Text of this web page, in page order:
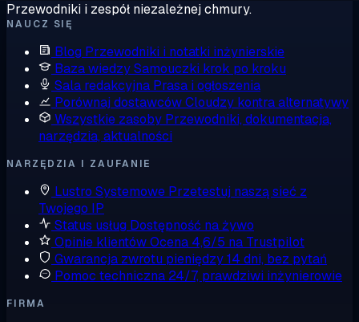
Przewodniki i zespół niezależnej chmury.
NAUCZ SIĘ
Blog Przewodniki i notatki inżynierskie
Baza wiedzySamouczki krok po kroku
Sala redakcyjna Prasa i ogłoszenia
Porównaj dostawcówCloudzy kontra alternatywy
Wszystkie zasoby Przewodniki, dokumentacja,
narzędzia, aktualności
NARZĘDZIA I ZAUFANIE
Lustro Systemowe Przetestuj naszą sieć z
Twojego IP
Status usług Dostępność na żywo
Opinie klientówOcena 4,6/5 na Trustpilot
Gwarancja zwrotu pieniędzy14 dni, bez pytań
Pomoc techniczna 24/7, prawdziwi inżynierowie
FIRMA